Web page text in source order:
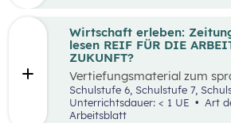
Wirtschaft erleben:
lesen REIF FÜR DIE
ZUKUNFT?
Vertiefungsmaterial zum
aufbereiteten Zeitungsartikel
Arbeit der Zukunft?”.
Schulstufe 6,
Unterrichtsdauer: < 1 UE
Art des Materials:
Arbeitsblatt